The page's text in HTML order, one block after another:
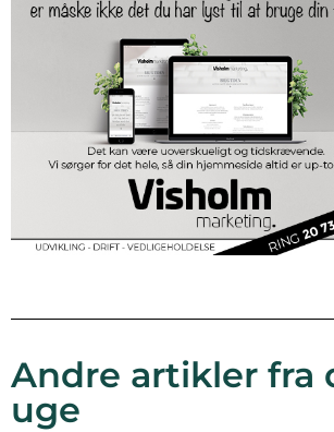
Andre artikler fra
uge